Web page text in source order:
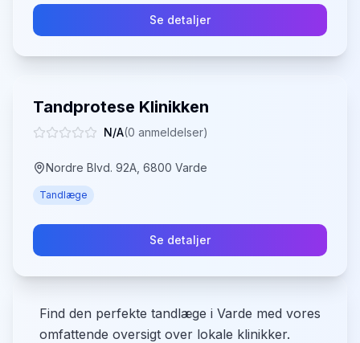
Se detaljer
Tandprotese Klinikken
N/A(0 anmeldelser)
Nordre Blvd. 92A, 6800 Varde
Tandlæge
Se detaljer
Find den perfekte tandlæge i Varde med vores
omfattende oversigt over lokale klinikker.